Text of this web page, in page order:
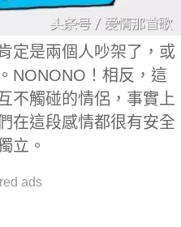
定是兩個人吵架了，或
NONONO！相反，這
不觸碰的情侶，事實上
在這段感情都很有安全
立。
ads